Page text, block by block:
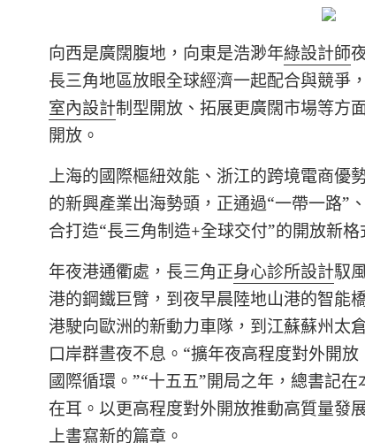
向西是廣闊腹地，向東是浩渺年綠設計師
長三角地區放眼全球經濟一起配合與競爭
室內設計制型開放、拓展更廣闊市場等方
開放。
上海的國際樞紐效能、浙江的跨境電商優
的新興產業出海勢頭，正通過“一帶一路”
合打造“長三角制造+全球交付”的開放新格
年夜港通衢處，長三角正身心診所設計馭
港的鋼鐵巨臂，到夜早晨陸地山港的智能
港駛向歐洲的新動力車隊，到江蘇蘇州太
口岸群晝夜不息。“擴年夜高程度對外開
國際循環。”“十五五”開局之年，總書記
在耳。以更高程度對外開放推動高質量發
上書寫新的篇章。